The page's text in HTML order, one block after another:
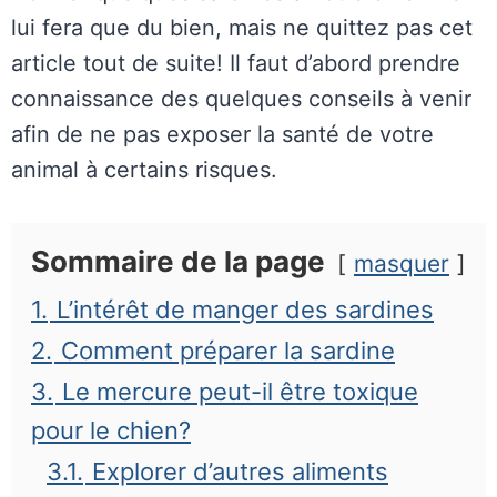
lui fera que du bien, mais ne quittez pas cet
article tout de suite! Il faut d’abord prendre
connaissance des quelques conseils à venir
afin de ne pas exposer la santé de votre
animal à certains risques.
Sommaire de la page masquer
1. L’intérêt de manger des sardines
2. Comment préparer la sardine
3. Le mercure peut-il être toxique
pour le chien?
3.1. Explorer d’autres aliments